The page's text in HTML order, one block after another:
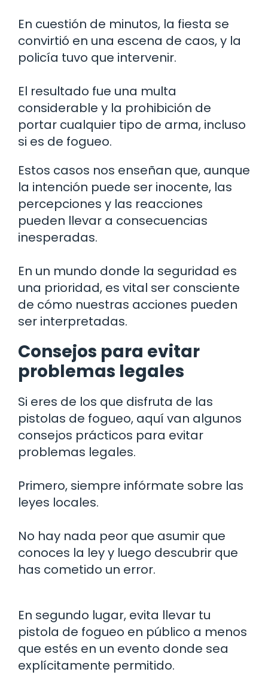
En cuestión de minutos, la fiesta se
convirtió en una escena de caos, y la
policía tuvo que intervenir.
El resultado fue una multa
considerable y la prohibición de
portar cualquier tipo de arma, incluso
si es de fogueo.
Estos casos nos enseñan que, aunque
la intención puede ser inocente, las
percepciones y las reacciones
pueden llevar a consecuencias
inesperadas.
En un mundo donde la seguridad es
una prioridad, es vital ser consciente
de cómo nuestras acciones pueden
ser interpretadas.
Consejos para evitar
problemas legales
Si eres de los que disfruta de las
pistolas de fogueo, aquí van algunos
consejos prácticos para evitar
problemas legales.
Primero, siempre infórmate sobre las
leyes locales.
No hay nada peor que asumir que
conoces la ley y luego descubrir que
has cometido un error.
En segundo lugar, evita llevar tu
pistola de fogueo en público a menos
que estés en un evento donde sea
explícitamente permitido.